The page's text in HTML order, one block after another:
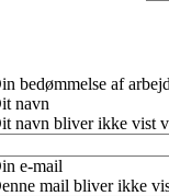
bedømmelse af
navn
navn bliver ikke vist
e-mail
mail bliver ikke